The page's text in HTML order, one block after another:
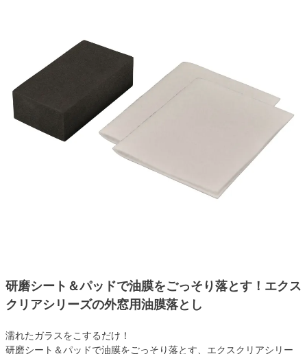
研磨シート＆パッドで油膜をごっそり落とす！エクス
クリアシリーズの外窓用油膜落とし
濡れたガラスをこするだけ！
研磨シート＆パッドで油膜をごっそり落とす、エクスクリアシリー